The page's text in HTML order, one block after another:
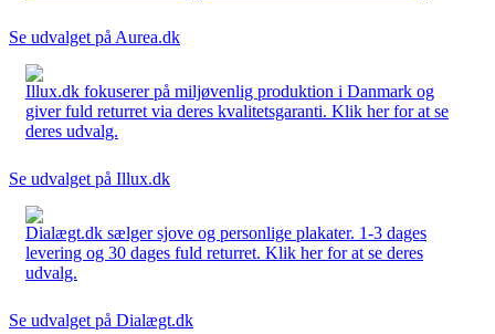
Se udvalget på Aurea.dk
Illux.dk fokuserer på miljøvenlig produktion i Danmark og
giver fuld returret via deres kvalitetsgaranti. Klik her for at se
deres udvalg.
Se udvalget på Illux.dk
Dialægt.dk sælger sjove og personlige plakater. 1-3 dages
levering og 30 dages fuld returret. Klik her for at se deres
udvalg.
Se udvalget på Dialægt.dk